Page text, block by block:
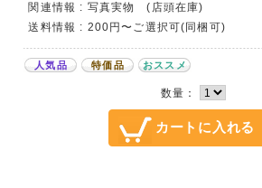
関連情報 : 写真実物 (店頭在庫)
送料情報 : 200円〜ご選択可(同梱可)
人気品 特価品 おススメ
数量：